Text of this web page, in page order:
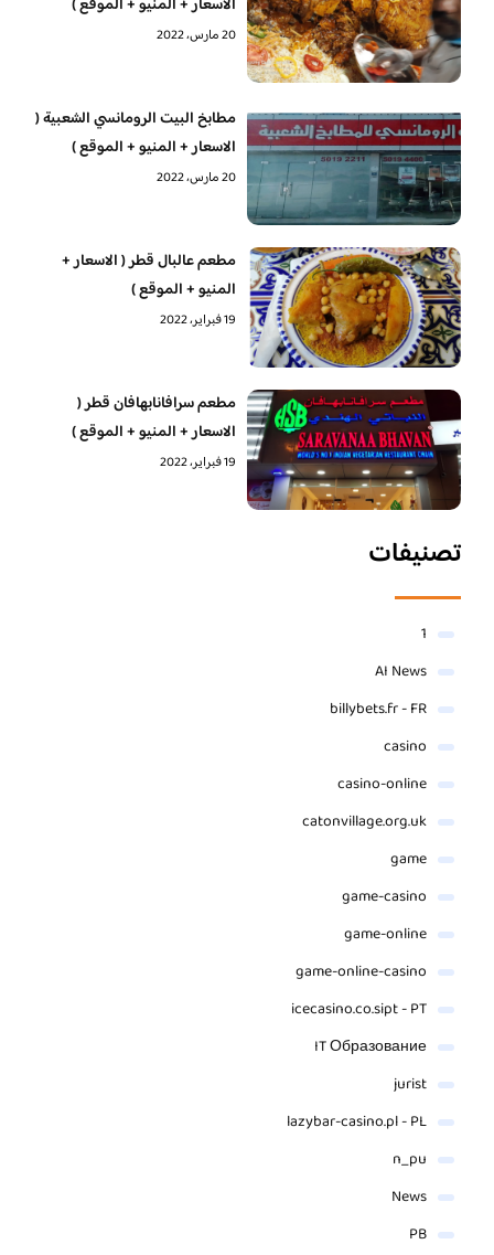
20 مارس، 2022
مطابخ البيت الرومانسي الشعبية (
الاسعار + المنيو + الموقع )
20 مارس، 2022
مطعم عالبال قطر ( الاسعار +
المنيو + الموقع )
19 فبراير، 2022
مطعم سرافانابهافان قطر (
الاسعار + المنيو + الموقع )
19 فبراير، 2022
تصنيفات
1
AI News
billybets.fr - FR
casino
casino-online
catonvillage.org.uk
game
game-casino
game-online
game-online-casino
icecasino.co.sipt - PT
IT Образование
jurist
lazybar-casino.pl - PL
n_pu
News
PB